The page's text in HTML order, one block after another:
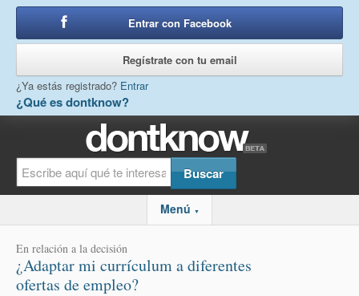
¿Qué es dontknow?
Entrar con Facebook
Regístrate con tu email
¿Ya estás registrado? Entrar
Menú ▼
En relación a la decisión
¿Adaptar mi currículum a diferentes
ofertas de empleo?